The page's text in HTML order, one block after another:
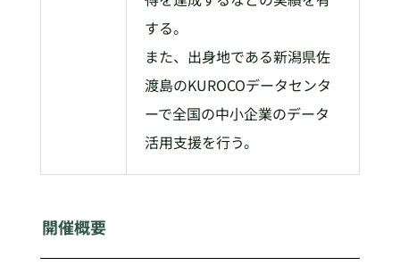
する。
また、出身地である新潟県佐
渡島のKUROCOデータセンタ
ーで全国の中小企業のデータ
活用支援を行う。
開催概要